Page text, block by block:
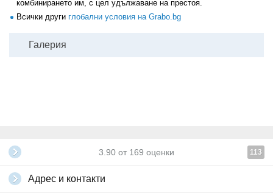
комбинирането им, с цел удължаване на престоя.
Всички други глобални условия на Grabo.bg
Галерия
3.90 от 169 оценки 113
Адрес и контакти